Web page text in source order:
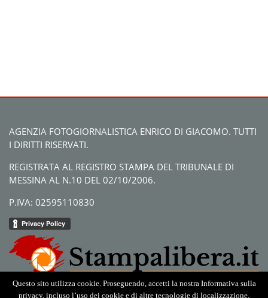
AGENZIA FOTOGIORNALISTICA ENRICO DI GIACOMO. TUTTI
I DIRITTI RISERVATI.
REGISTRATA AL REGISTRO STAMPA DEL TRIBUNALE DI
MESSINA AL N.10 DEL 02/10/2006.
P.IVA: 02595110830
Questo sito utilizza cookie. Proseguendo, accetti la nostra Informativa sulla
privacy, incluso l’uso dei cookie e di altre tecnologie di localizzazione.